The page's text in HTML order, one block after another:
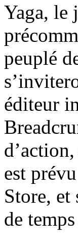
Yaga, le
peuplé
éditeur
est
Store,
de